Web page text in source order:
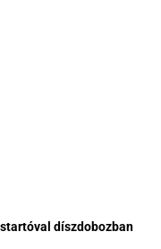
díszdobozban